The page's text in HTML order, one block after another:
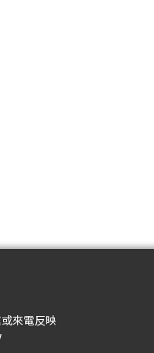
來電反映